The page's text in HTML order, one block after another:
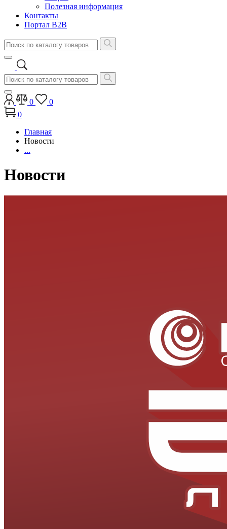
Полезная информация
Контакты
Портал B2B
0
0
0
Главная
Новости
...
Новости